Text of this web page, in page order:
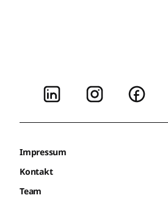
Impressum
Kontakt
Team